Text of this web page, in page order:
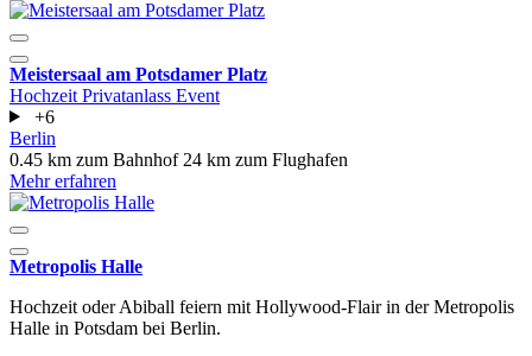
Meistersaal am Potsdamer Platz
Hochzeit Privatanlass Event
+6
Berlin
0.45 km zum Bahnhof 24 km zum Flughafen
Mehr erfahren
Metropolis Halle
Hochzeit oder Abiball feiern mit Hollywood-Flair in der Metropolis
Halle in Potsdam bei Berlin.